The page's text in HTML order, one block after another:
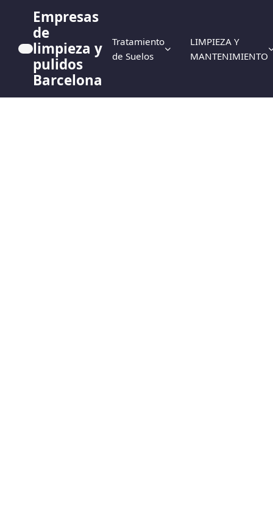
Empresas
de
limpieza y
pulidos
Barcelona
Tratamiento
de Suelos
LIMPIEZA Y
MANTENIMIENTO